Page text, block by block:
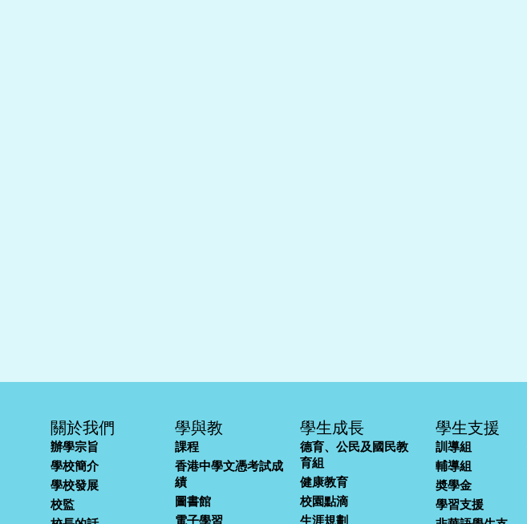
關於我們
辦學宗旨
學校簡介
學校發展
校監
學與教
課程
香港中學文憑考試成
績
圖書館
電子學習
學生成長
德育、公民及國民教
育組
健康教育
校園點滴
生涯規劃
學生支援
訓導組
輔導組
奬學金
學習支援